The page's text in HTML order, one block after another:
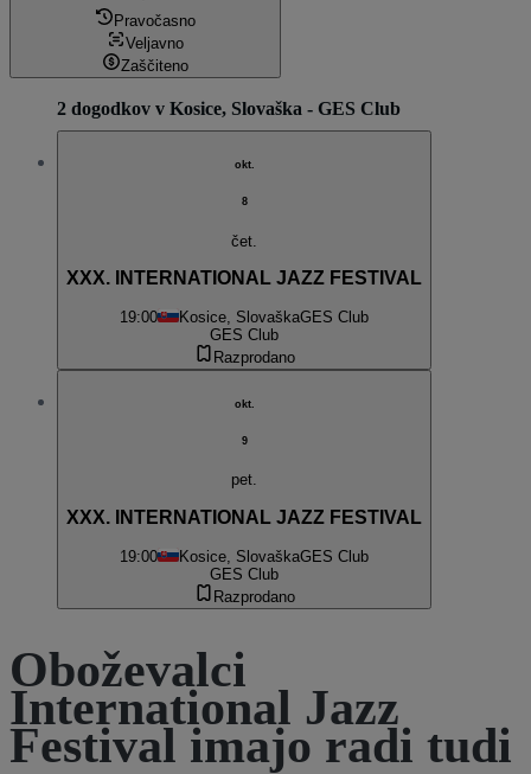
Pravočasno
Veljavno
Zaščiteno
2 dogodkov v Kosice, Slovaška - GES Club
okt.
8
čet.
XXX. INTERNATIONAL JAZZ FESTIVAL
19:00 Kosice, SlovaškaGES Club
GES Club
Razprodano
okt.
9
pet.
XXX. INTERNATIONAL JAZZ FESTIVAL
19:00 Kosice, SlovaškaGES Club
GES Club
Razprodano
Oboževalci
International Jazz
Festival imajo radi tudi